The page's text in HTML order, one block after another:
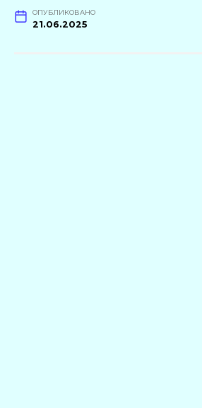
ОПУБЛИКОВАНО
21.06.2025